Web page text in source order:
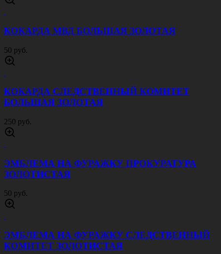
КОКАРДА МВД БОЛЬШАЯ ЗОЛОТАЯ
50 руб.
КОКАРДА СЛЕДСТВЕННЫЙ КОМИТЕТ
БОЛЬШАЯ ЗОЛОТАЯ
250 руб.
ЭМБЛЕМА НА ФУРАЖКУ ПРОКУРАТУРА
ЗОЛОТИСТАЯ
50 руб.
ЭМБЛЕМА НА ФУРАЖКУ СЛЕДСТВЕННЫЙ
КОМИТЕТ ЗОЛОТИСТАЯ